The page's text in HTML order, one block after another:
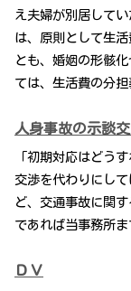
え夫婦が別居して
は、原則として生
とも、婚姻の形骸
ては、生活費の分
人身事故の示談
「初期対応はどう
交渉を代わりにし
ど、交通事故に関
であれば当事務所ま
ＤＶ